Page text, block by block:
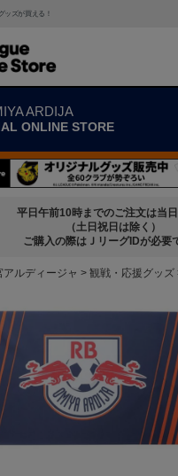
ッズが買える！
ARDIJA
ONLINE STORE
平日午前10時までのご注文は当日
（土日祝日は除く）
ご購入の際はＪリーグIDが必要
アルディージャ 観戦・応援グッズ